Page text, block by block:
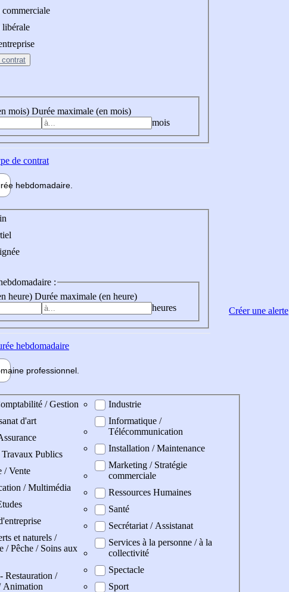
commerciale
libérale
mois) Durée maximale (en mois)
mois
de contrat
hebdomadaire
:
heure) Durée maximale (en heure)
heures
hebdomadaire
professionnel
/ Gestion
d'art
Publics
/ Vente
/ Multimédia
et naturels /
/ Pêche / Soins aux
Restauration /
Animation
Industrie
Informatique /
Télécommunication
Installation / Maintenance
Marketing / Stratégie
commerciale
Ressources Humaines
Santé
Secrétariat / Assistanat
Services à la personne / à la
collectivité
Spectacle
Sport
Créer une alerte